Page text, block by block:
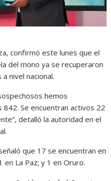
confirmó este lunes que el
del mono ya se recuperaron
nivel nacional.
hemos
Se encuentran activos 22
detalló la autoridad en el
que 17 se encuentran en
en La Paz; y 1 en Oruro.